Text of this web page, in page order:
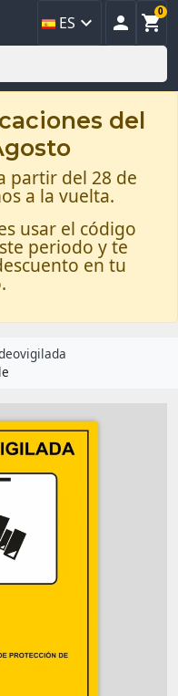
ES   
0
del
partir del 28 de
a la vuelta.
usar el código
periodo y te
en tu